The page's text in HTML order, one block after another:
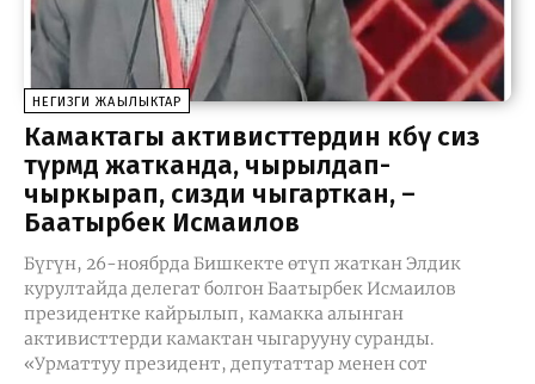
НЕГИЗГИ ЖАҢЫЛЫКТАР
Камактагы активисттердин көбү сиз
түрмөдө жатканда, чырылдап-
чыркырап, сизди чыгарткан, –
Баатырбек Исмаилов
Бүгүн, 26-ноябрда Бишкекте өтүп жаткан Элдик
курултайда делегат болгон Баатырбек Исмаилов
президентке кайрылып, камакка алынган
активисттерди камактан чыгарууну суранды.
«Урматтуу президент, депутаттар менен сот